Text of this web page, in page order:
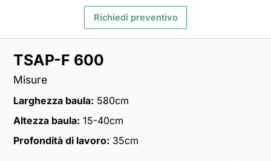
Richiedi preventivo
TSAP-F 600
Misure
Larghezza baula: 580cm
Altezza baula: 15-40cm
Profondità di lavoro: 35cm